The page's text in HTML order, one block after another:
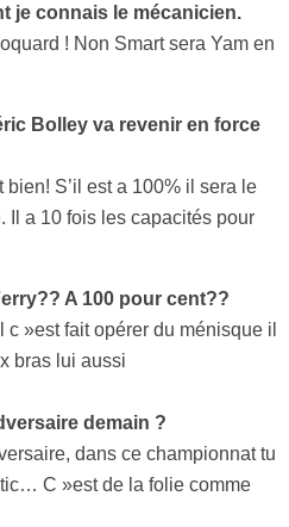
je connais le mécanicien.
! Non Smart sera Yam en
Bolley va revenir en force
bien! S’il est a 100% il sera le
Il a 10 fois les capacités pour
A 100 pour cent??
»est fait opérer du ménisque il
bras lui aussi
demain ?
dans ce championnat tu
C »est de la folie comme